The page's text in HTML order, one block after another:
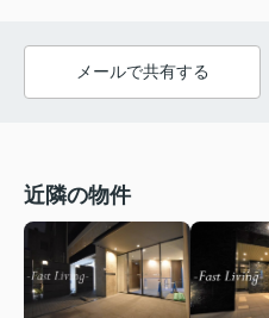
メールで共有する
近隣の物件